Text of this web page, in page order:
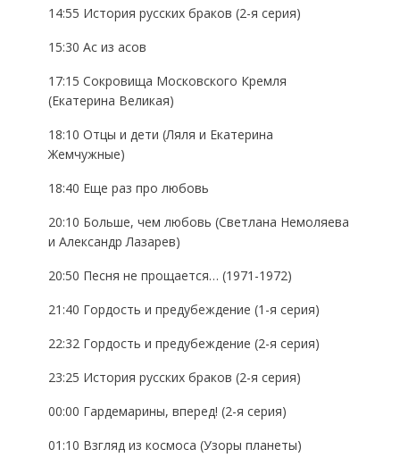
14:55 История русских браков (2-я серия)
15:30 Ас из асов
17:15 Сокровища Московского Кремля
(Екатерина Великая)
18:10 Отцы и дети (Ляля и Екатерина
Жемчужные)
18:40 Еще раз про любовь
20:10 Больше, чем любовь (Светлана Немоляева
и Александр Лазарев)
20:50 Песня не прощается… (1971-1972)
21:40 Гордость и предубеждение (1-я серия)
22:32 Гордость и предубеждение (2-я серия)
23:25 История русских браков (2-я серия)
00:00 Гардемарины, вперед! (2-я серия)
01:10 Взгляд из космоса (Узоры планеты)